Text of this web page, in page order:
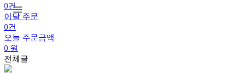
0건
이달 주문
0건
오늘 주문금액
0 원
전체글